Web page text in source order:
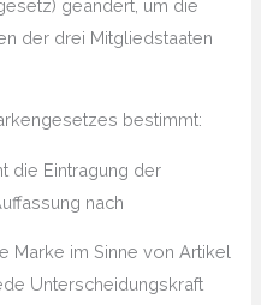
geändert, um die
der drei Mitgliedstaaten
bestimmt:
die Eintragung der
nach
Marke im Sinne von Artikel
Unterscheidungskraft